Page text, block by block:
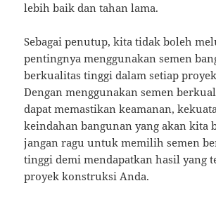
lebih baik dan tahan lama.
Sebagai penutup, kita tidak boleh
pentingnya menggunakan semen
berkualitas tinggi dalam setiap
Dengan menggunakan semen
dapat memastikan keamanan,
keindahan bangunan yang akan kita
jangan ragu untuk memilih semen
tinggi demi mendapatkan hasil yang
proyek konstruksi Anda.